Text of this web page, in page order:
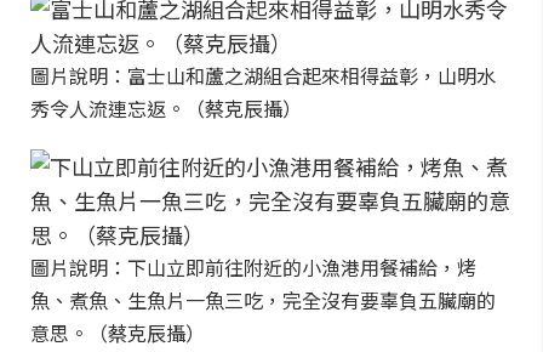
圖片說明：富士山和蘆之湖組合起來相得益彰，山明水
秀令人流連忘返。（蔡克辰攝）
圖片說明：下山立即前往附近的小漁港用餐補給，烤
魚、煮魚、生魚片一魚三吃，完全沒有要辜負五臟廟的
意思。（蔡克辰攝）